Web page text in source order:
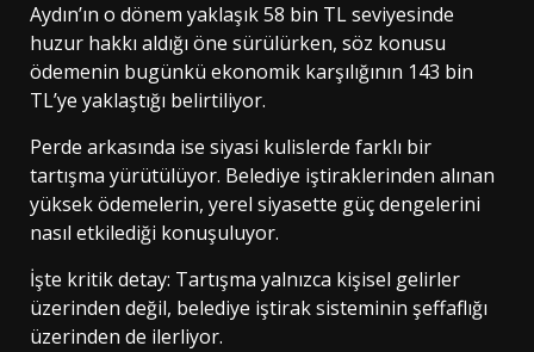
Aydın’ın o dönem yaklaşık 58 bin TL seviyesinde
huzur hakkı aldığı öne sürülürken, söz konusu
ödemenin bugünkü ekonomik karşılığının 143 bin
TL’ye yaklaştığı belirtiliyor.
Perde arkasında ise siyasi kulislerde farklı bir
tartışma yürütülüyor. Belediye iştiraklerinden alınan
yüksek ödemelerin, yerel siyasette güç dengelerini
nasıl etkilediği konuşuluyor.
İşte kritik detay: Tartışma yalnızca kişisel gelirler
üzerinden değil, belediye iştirak sisteminin şeffaflığı
üzerinden de ilerliyor.